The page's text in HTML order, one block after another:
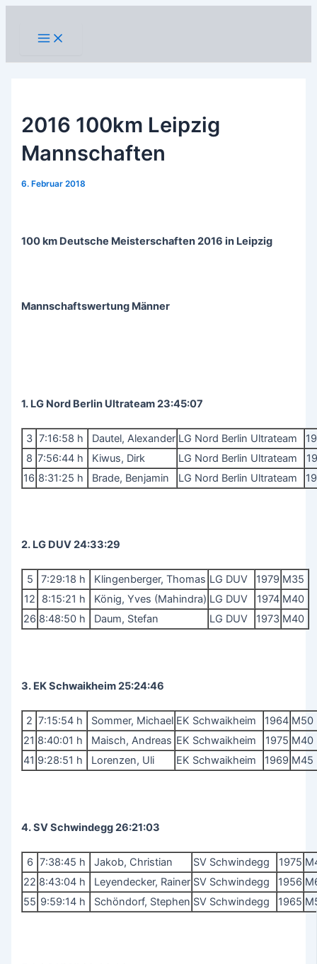
Main
Menu
2016 100km Leipzig
Mannschaften
6. Februar 2018
100 km Deutsche Meisterschaften 2016 in Leipzig
Mannschaftswertung Männer
1. LG Nord Berlin Ultrateam 23:45:07
3 7:16:58 h Dautel, Alexander LG Nord Berlin Ultrateam
8 7:56:44 h Kiwus, Dirk LG Nord Berlin Ultrateam
16 8:31:25 h Brade, Benjamin LG Nord Berlin Ultrateam
2. LG DUV 24:33:29
5 7:29:18 h Klingenberger, Thomas LG DUV 1979 M35
12
8:15:21 h König, Yves (Mahindra) LG DUV 1974 M40
26 8:48:50 h Daum, Stefan LG DUV 1973 M40
3. EK Schwaikheim 25:24:46
2 7:15:54 h Sommer, Michael EK Schwaikheim 1964 M50
21 8:40:01 h Maisch, Andreas EK Schwaikheim 1975 M40
41 9:28:51 h Lorenzen, Uli EK Schwaikheim 1969 M45
4. SV Schwindegg 26:21:03
6 7:38:45 h Jakob, Christian SV Schwindegg 1975
22 8:43:04 h Leyendecker, Rainer SV Schwindegg 1956
55 9:59:14 h Schöndorf, Stephen SV Schwindegg 1965